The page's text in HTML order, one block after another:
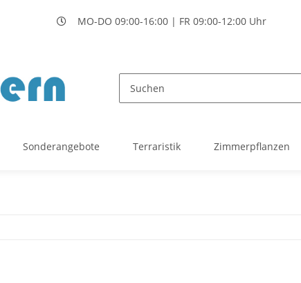
MO-DO 09:00-16:00 | FR 09:00-12:00 Uhr
Sonderangebote Terraristik Zimmerpflanzen